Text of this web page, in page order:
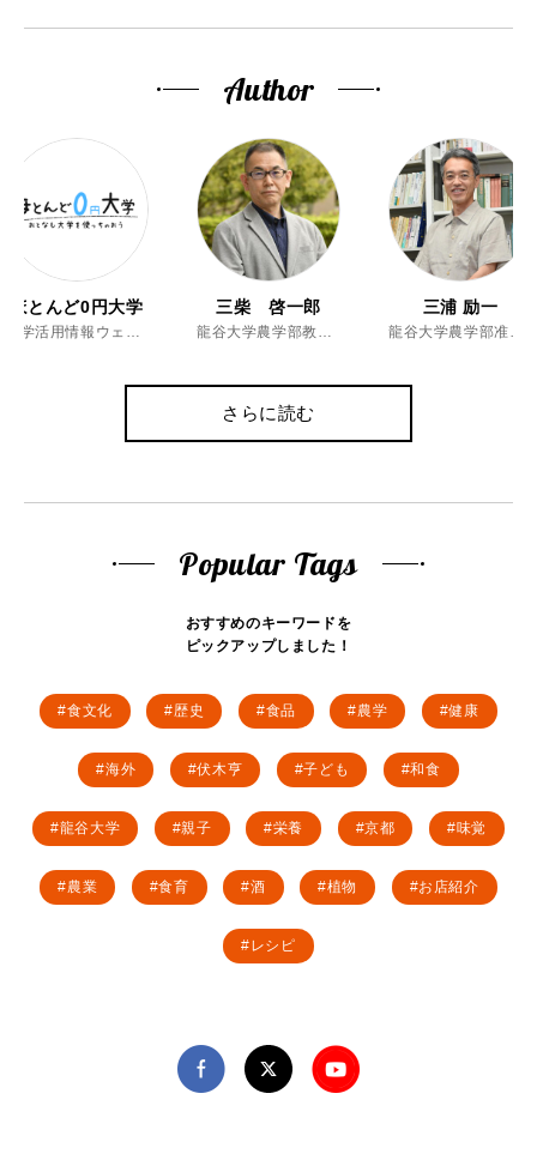
Author
ほとんど0円大学
大学活用情報ウェブマガジン
三柴 啓一郎
龍谷大学農学部教授、博士（農学）
三浦 励一
龍谷大学農学部准教授、博士（農学）
さらに読む
Popular Tags
おすすめのキーワードを
ピックアップしました！
食文化 歴史 食品 農学 健康
海外 伏木亨 子ども 和食
龍谷大学 親子 栄養 京都 味覚
農業 食育 酒 植物 お店紹介
レシピ